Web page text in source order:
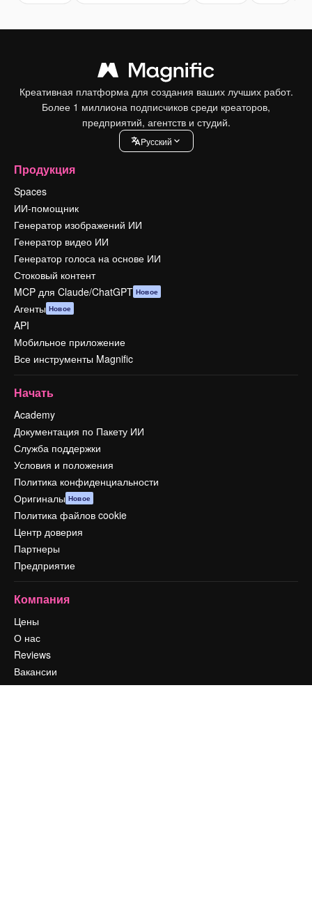
Креативная платформа для создания ваших лучших работ.
Более 1 миллиона подписчиков среди креаторов,
предприятий, агентств и студий.
Pусский
Продукция
Spaces
ИИ-помощник
Генератор изображений ИИ
Генератор видео ИИ
Генератор голоса на основе ИИ
Стоковый контент
MCP для Claude/ChatGPT Новое
Агенты Новое
API
Мобильное приложение
Все инструменты Magnific
Начать
Academy
Документация по Пакету ИИ
Служба поддержки
Условия и положения
Политика конфиденциальности
Оригиналы Новое
Политика файлов cookie
Центр доверия
Партнеры
Предприятие
Компания
Цены
О нас
Reviews
Вакансии
Поиск тенденций